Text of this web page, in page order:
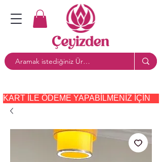
KART ILE ÖDEME YAPABILMENIZ IÇIN